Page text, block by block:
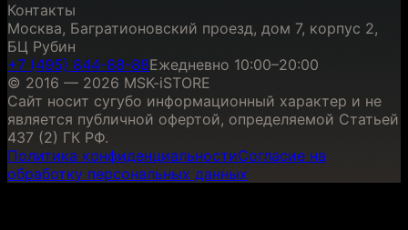
Контакты
Москва, Багратионовский проезд, дом 7, корпус 2,
БЦ Рубин
+7 (495) 844-88-88Ежедневно 10:00–20:00
© 2016 — 2026 MSK-iSTORE
Сайт носит сугубо информационный характер и не
является публичной офертой, определяемой Статьей
437 (2) ГК РФ.
Политика конфиденциальностиСогласие на
обработку персональных данных